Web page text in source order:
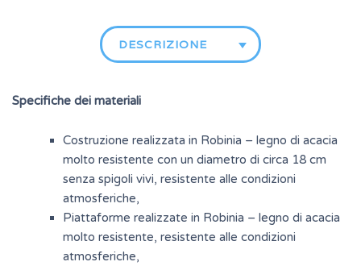
DESCRIZIONE
Specifiche dei materiali
Costruzione realizzata in Robinia – legno di acacia
molto resistente con un diametro di circa 18 cm
senza spigoli vivi, resistente alle condizioni
atmosferiche,
Piattaforme realizzate in Robinia – legno di acacia
molto resistente, resistente alle condizioni
atmosferiche,